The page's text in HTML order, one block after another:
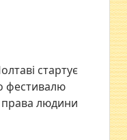
стартує
фестивалю
права людини